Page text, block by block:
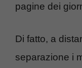
pagine dei
Di fatto, a
separazione i